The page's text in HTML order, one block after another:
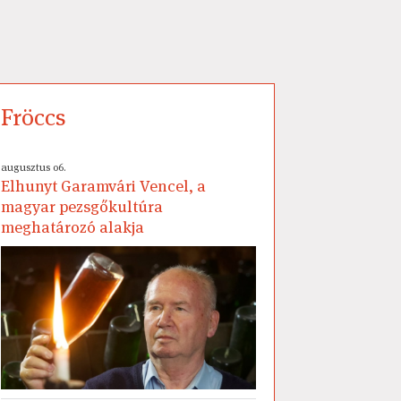
Fröccs
augusztus 06.
Elhunyt Garamvári Vencel, a
magyar pezsgőkultúra
meghatározó alakja